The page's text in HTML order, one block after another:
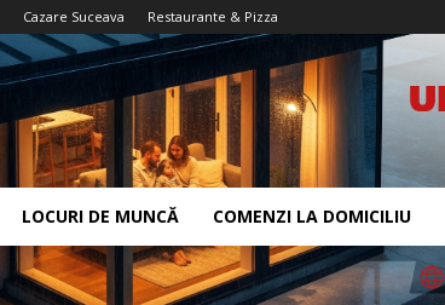
Cazare Suceava Restaurante & Pizza
LOCURI DE MUNCĂ COMENZI LA DOMICILIU